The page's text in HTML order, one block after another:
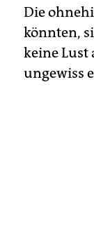
Die
könnten,
keine Lust
ungewiss